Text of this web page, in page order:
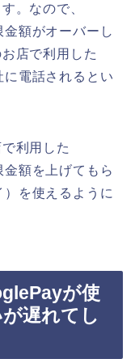
。なので、
額がオーバーし
店で利用した
電話されるとい
利用した
額を上げてもら
を使えるように
が使
遅れてし